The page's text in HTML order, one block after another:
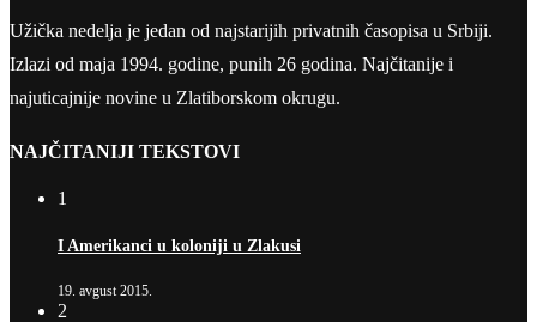
Užička nedelja je jedan od najstarijih privatnih časopisa u Srbiji.
Izlazi od maja 1994. godine, punih 26 godina. Najčitanije i
najuticajnije novine u Zlatiborskom okrugu.
NAJČITANIJI TEKSTOVI
1
I Amerikanci u koloniji u Zlakusi
19. avgust 2015.
2